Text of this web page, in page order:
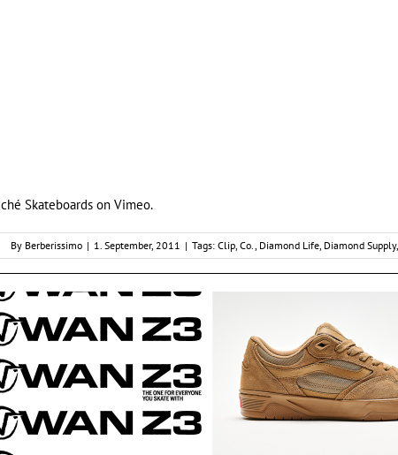
Skateboards on Vimeo.
By Berberissimo | 1. September, 2011 | Tags: Clip Co. Diamond Life Diamond Supply,